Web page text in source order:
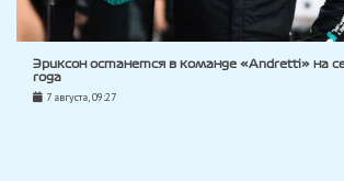
Эриксон останется в команде «Andretti» на
года
7 августа, 09:27